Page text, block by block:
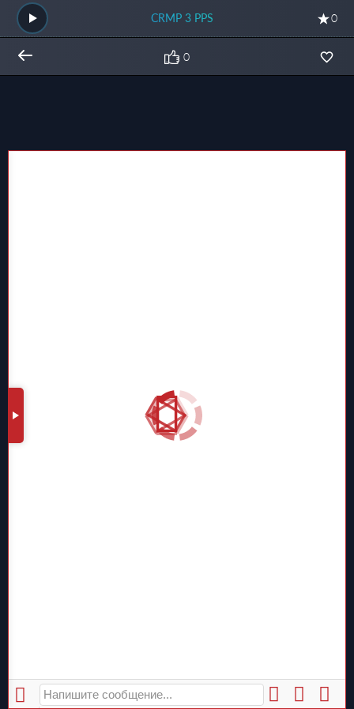
CRMP 3 PPS 0
0